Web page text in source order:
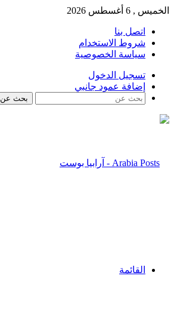
الخميس , 6 أغسطس 2026
اتصل بنا
شروط الاستخدام
سياسة الخصوصية
تسجيل الدخول
إضافة عمود جانبي
بحث عن
القائمة